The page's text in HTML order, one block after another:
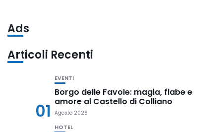
Ads
Articoli Recenti
01
EVENTI
Borgo delle Favole: magia, fiabe e
amore al Castello di Colliano
Agosto 2026
HOTEL